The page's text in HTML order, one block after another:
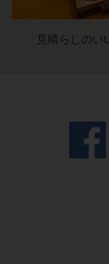
見晴らしのい